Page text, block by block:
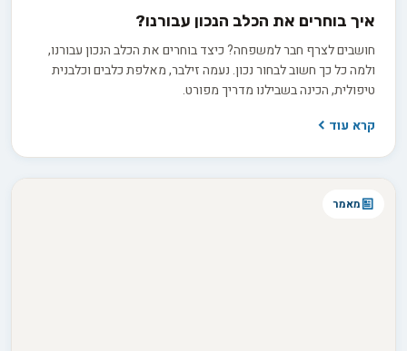
איך בוחרים את הכלב הנכון עבורנו?
חושבים לצרף חבר למשפחה? כיצד בוחרים את הכלב הנכון עבורנו,
ולמה כל כך חשוב לבחור נכון. נעמה זילבר, מאלפת כלבים וכלבנית
טיפולית, הכינה בשבילנו מדריך מפורט.
קרא עוד
מאמר